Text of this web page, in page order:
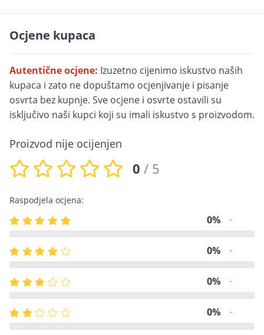
Ocjene kupaca
Autentične ocjene: Izuzetno cijenimo iskustvo naših
kupaca i zato ne dopuštamo ocjenjivanje i pisanje
osvrta bez kupnje. Sve ocjene i osvrte ostavili su
isključivo naši kupci koji su imali iskustvo s proizvodom.
Proizvod nije ocijenjen
0 / 5
Raspodjela ocjena:
0% -
0% -
0% -
0% -